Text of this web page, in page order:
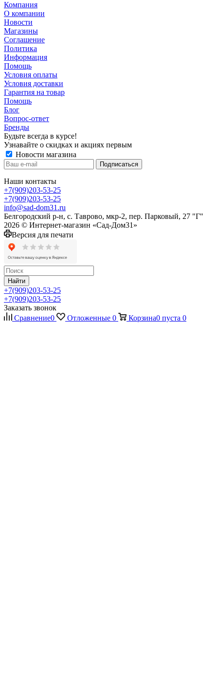
Компания
О компании
Новости
Магазины
Соглашение
Политика
Информация
Помощь
Условия оплаты
Условия доставки
Гарантия на товар
Помощь
Блог
Вопрос-ответ
Бренды
Будьте всегда в курсе!
Узнавайте о скидках и акциях первым
Новости магазина
Наши контакты
+7(909)203-53-25
+7(909)203-53-25
info@sad-dom31.ru
Белгородский р-н, с. Таврово, мкр-2, пер. Парковый, 27 "Г"
2026 © Интернет-магазин «Сад-Дом31»
Версия для печати
Найти
+7(909)203-53-25
+7(909)203-53-25
Заказать звонок
Сравнение0 Отложенные 0 Корзина0 пуста 0